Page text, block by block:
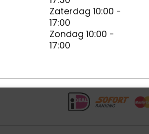
Zaterdag 10:00 -
17:00
Zondag 10:00 -
17:00